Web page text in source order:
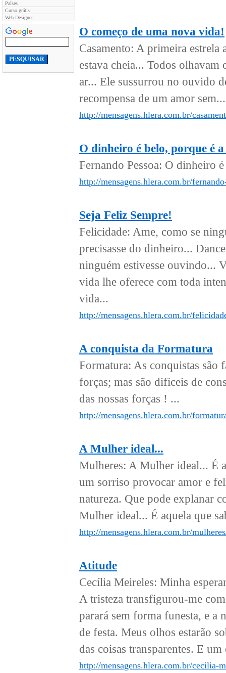
Países
Curso grátis
Web Designer
O começo de uma nova vida!
Casamento: A primeira
estava cheia... Todos
ar... Ele sussurrou no ouvido
recompensa de um amor sem...
http://mensagens.hlera.com.br/
O dinheiro é belo, porque é
Fernando Pessoa: O dinheiro
http://mensagens.hlera.com.br/
Seja Feliz Sempre!
Felicidade: Ame, como se
precisasse do dinheiro...
ninguém estivesse ouvindo...
vida lhe oferece com toda
vida...
http://mensagens.hlera.com.br/
A conquista da Formatura
Formatura: As conquistas são
forças; mas são difíceis de
das nossas forças ! ...
http://mensagens.hlera.com.br/
A Mulher ideal...
Mulheres: A Mulher ideal... É
um sorriso provocar amor e
natureza. Que pode explanar
Mulher ideal... É aquela que
http://mensagens.hlera.com.br/
Atitude
Cecília Meireles: Minha
A tristeza transfigurou-me
parará sem forma funesta, e
de festa. Meus olhos estarão
das coisas transparentes. E
http://mensagens.hlera.com.br/cecilia-